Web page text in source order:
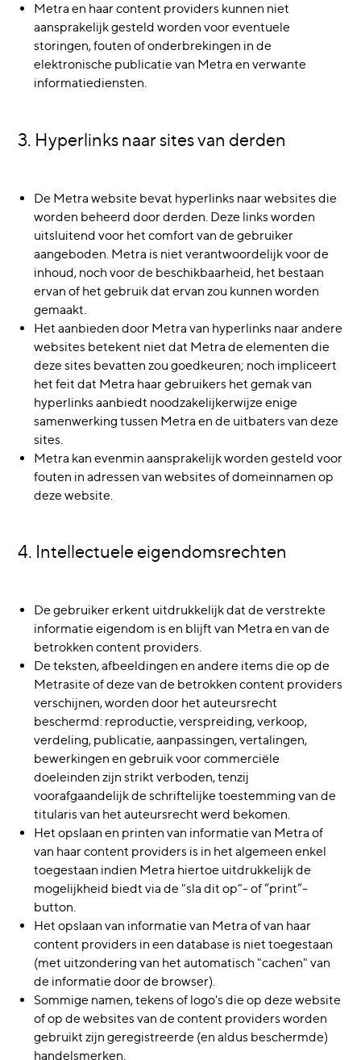
Metra en haar content providers kunnen niet
aansprakelijk gesteld worden voor eventuele
storingen, fouten of onderbrekingen in de
elektronische publicatie van Metra en verwante
informatiediensten.
3. Hyperlinks naar sites van derden
De Metra website bevat hyperlinks naar websites die
worden beheerd door derden. Deze links worden
uitsluitend voor het comfort van de gebruiker
aangeboden. Metra is niet verantwoordelijk voor de
inhoud, noch voor de beschikbaarheid, het bestaan
ervan of het gebruik dat ervan zou kunnen worden
gemaakt.
Het aanbieden door Metra van hyperlinks naar andere
websites betekent niet dat Metra de elementen die
deze sites bevatten zou goedkeuren; noch impliceert
het feit dat Metra haar gebruikers het gemak van
hyperlinks aanbiedt noodzakelijkerwijze enige
samenwerking tussen Metra en de uitbaters van deze
sites.
Metra kan evenmin aansprakelijk worden gesteld voor
fouten in adressen van websites of domeinnamen op
deze website.
4. Intellectuele eigendomsrechten
De gebruiker erkent uitdrukkelijk dat de verstrekte
informatie eigendom is en blijft van Metra en van de
betrokken content providers.
De teksten, afbeeldingen en andere items die op de
Metrasite of deze van de betrokken content providers
verschijnen, worden door het auteursrecht
beschermd: reproductie, verspreiding, verkoop,
verdeling, publicatie, aanpassingen, vertalingen,
bewerkingen en gebruik voor commerciële
doeleinden zijn strikt verboden, tenzij
voorafgaandelijk de schriftelijke toestemming van de
titularis van het auteursrecht werd bekomen.
Het opslaan en printen van informatie van Metra of
van haar content providers is in het algemeen enkel
toegestaan indien Metra hiertoe uitdrukkelijk de
mogelijkheid biedt via de "sla dit op"- of “print”-
button.
Het opslaan van informatie van Metra of van haar
content providers in een database is niet toegestaan
(met uitzondering van het automatisch "cachen" van
de informatie door de browser).
Sommige namen, tekens of logo's die op deze website
of op de websites van de content providers worden
gebruikt zijn geregistreerde (en aldus beschermde)
handelsmerken.